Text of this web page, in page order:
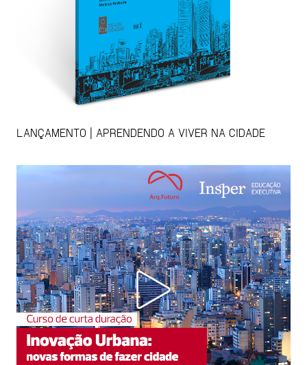
LANÇAMENTO | APRENDENDO A VIVER NA CIDADE